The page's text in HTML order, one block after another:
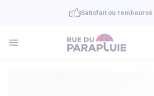
Satisfait ou remboursé
